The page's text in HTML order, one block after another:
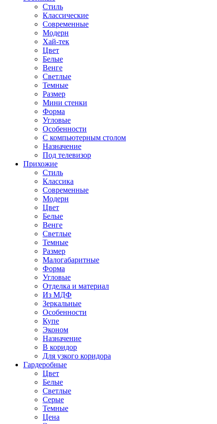
Стиль
Классические
Современные
Модерн
Хай-тек
Цвет
Белые
Венге
Светлые
Темные
Размер
Мини стенки
Форма
Угловые
Особенности
С компьютерным столом
Назначение
Под телевизор
Прихожие
Стиль
Классика
Современные
Модерн
Цвет
Белые
Венге
Светлые
Темные
Размер
Малогабаритные
Форма
Угловые
Отделка и материал
Из МДФ
Зеркальные
Особенности
Купе
Эконом
Назначение
В коридор
Для узкого коридора
Гардеробные
Цвет
Белые
Светлые
Серые
Темные
Цена